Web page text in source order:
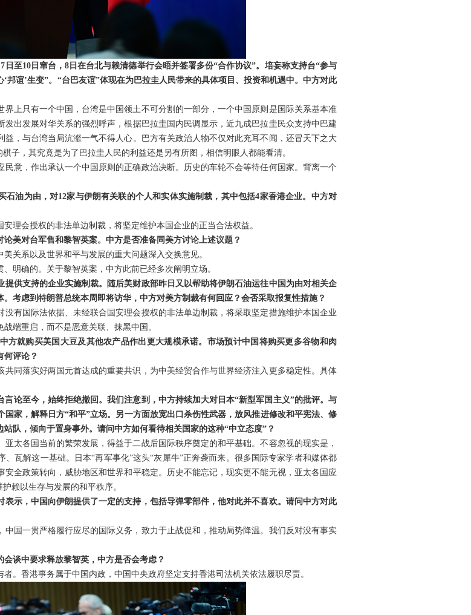
日至10日窜台，8日在台北与赖清德举行会晤并签署多份“合作协议”。培妄称支持台“参与
邦谊’生变”。“台巴友谊”体现在为巴拉圭人民带来的具体项目、投资和机遇中。中方对此
上只有一个中国，台湾是中国领土不可分割的一部分，一个中国原则是国际关系基本准
出发展对华关系的强烈呼声，根据巴拉圭国内民调显示，近九成巴拉圭民众支持中巴建
，与台湾当局沆瀣一气不得人心。巴方有关政治人物不仅对此充耳不闻，还冒天下之大
子，其究竟是为了巴拉圭人民的利益还是另有所图，相信明眼人都能看清。
意，作出承认一个中国原则的正确政治决断。历史的车轮不会等待任何国家。背离一个
石油为由，对12家与伊朗有关联的个人和实体实施制裁，其中包括4家香港企业。中方对
理会授权的非法单边制裁，将坚定维护本国企业的正当合法权益。
美对台军售和黎智英案。中方是否准备同美方讨论上述议题？
关系以及世界和平与发展的重大问题深入交换意见。
明确的。关于黎智英案，中方此前已经多次阐明立场。
供支持的企业实施制裁。随后美财政部昨日又以帮助将伊朗石油运往中国为由对相关企
考虑到特朗普总统本周即将访华，中方对美方制裁有何回应？会否采取报复性措施？
有国际法依据、未经联合国安理会授权的非法单边制裁，将采取坚定措施维护本国企业
端重启，而不是恶意关联、抹黑中国。
方就购买美国大豆及其他农产品作出更大规模承诺。市场预计中国将购买更多谷物和肉
何评论？
同落实好两国元首达成的重要共识，为中美经贸合作与世界经济注入更多稳定性。具体
论至今，始终拒绝撤回。我们注意到，中方持续加大对日本“新型军国主义”的批评。与
家，解释日方“和平”立场。另一方面放宽出口杀伤性武器，放风推进修改和平宪法、修
队，倾向于置身事外。请问中方如何看待相关国家的这种“中立态度”？
太各国当前的繁荣发展，得益于二战后国际秩序奠定的和平基础。不容忽视的现实是，
瓦解这一基础。日本“再军事化”这头“灰犀牛”正奔袭而来。很多国际专家学者和媒体都
全政策转向，威胁地区和世界和平稳定。历史不能忘记，现实更不能无视，亚太各国应
赖以生存与发展的和平秩序。
示，中国向伊朗提供了一定的支持，包括导弹零部件，他对此并不喜欢。请问中方对此
国一贯严格履行应尽的国际义务，致力于止战促和，推动局势降温。我们反对没有事实
谈中要求释放黎智英，中方是否会考虑？
。香港事务属于中国内政，中国中央政府坚定支持香港司法机关依法履职尽责。